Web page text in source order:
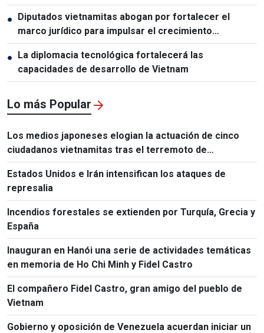
apoyar a Ucrania
● Diputados vietnamitas abogan por fortalecer el
marco jurídico para impulsar el crecimiento
económico
● La diplomacia tecnológica fortalecerá las
capacidades de desarrollo de Vietnam
Lo más Popular
Los medios japoneses elogian la actuación de cinco
ciudadanos vietnamitas tras el terremoto de
Kumamoto
Estados Unidos e Irán intensifican los ataques de
represalia
Incendios forestales se extienden por Turquía, Grecia y
España
Inauguran en Hanói una serie de actividades temáticas
en memoria de Ho Chi Minh y Fidel Castro
El compañero Fidel Castro, gran amigo del pueblo de
Vietnam
Gobierno y oposición de Venezuela acuerdan iniciar un